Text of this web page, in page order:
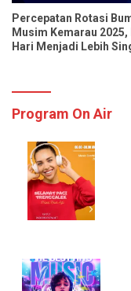
Percepatan Rotasi
Musim Kemarau 2025,
Hari Menjadi Lebih
Program On Air